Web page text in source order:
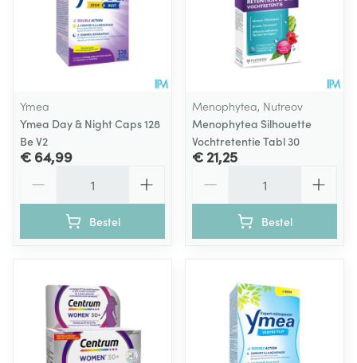
Ymea
Ymea Day & Night Caps 128
Be V2
€ 64,99
Bestel
Menophytea, Nutreov
Menophytea Silhouette
Vochtretentie Tabl 30
€ 21,25
Bestel